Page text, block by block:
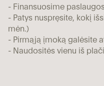
- Finansuosime
- Patys nuspręsite, kokį
mėn.)
- Pirmąją įmoką galėsite
- Naudositės vienu iš